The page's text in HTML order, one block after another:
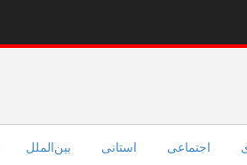
اجتماعی استانی بین‌الملل